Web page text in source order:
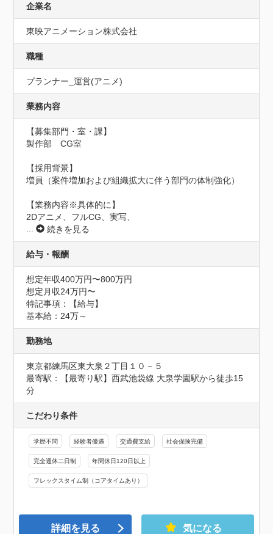
企業名
東映アニメーション株式会社
職種
プランナー_運営(アニメ)
業務内容
【募集部門・室・課】
製作部　CG室
【採用背景】
増員（案件増加および組織拡大に伴う部門の体制強化）
【業務内容※具体的に】
2Dアニメ、フルCG、実写、
...
続きを見る
給与・報酬
想定年収400万円〜800万円
想定月収24万円〜
特記事項：【給与】
基本給：24万～
勤務地
東京都練馬区東大泉２丁目１０－５
最寄駅：【最寄り駅】西武池袋線 大泉学園駅から徒歩15
分
こだわり条件
学歴不問 経験者優遇 交通費支給 社会保険完備
完全週休二日制 年間休日120日以上
フレックスタイム制（コアタイムあり）
詳細を見る 気になる